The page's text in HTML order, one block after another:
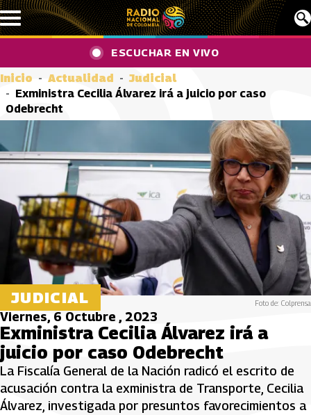
Pasar al contenido principal
ESCUCHAR EN VIVO
Inicio Actualidad
Judicial
Exministra Cecilia Álvarez irá a juicio por caso
Odebrecht
JUDICIAL Foto de: Colprensa
Viernes, 6 Octubre , 2023
Exministra Cecilia Álvarez irá a
juicio por caso Odebrecht
La Fiscalía General de la Nación radicó el escrito de
acusación contra la exministra de Transporte, Cecilia
Álvarez, investigada por presuntos favorecimientos a